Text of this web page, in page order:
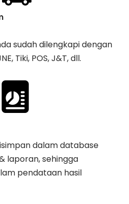
sudah dilengkapi dengan
Tiki, POS, J&T, dll.
dalam database
laporan, sehingga
pendataan hasil